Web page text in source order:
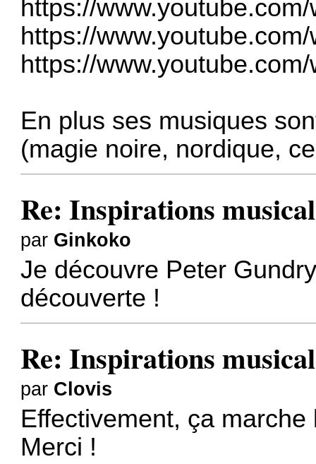
https://
https://
https://
En plus ses musiques
(magie noire, nordique,
Re: Inspirations
par Ginkoko
Je découvre Peter
découverte !
Re: Inspirations
par Clovis
Effectivement, ça
Merci !